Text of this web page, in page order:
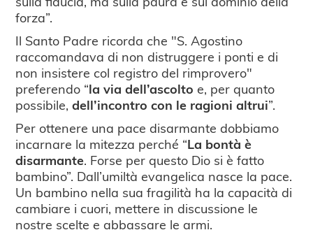
forza”.
Il Santo Padre ricorda che "S. Agostino
raccomandava di non distruggere i ponti e di
non insistere col registro del rimprovero"
preferendo “la via dell’ascolto e, per quanto
possibile,dell’incontro con le ragioni altrui”.
Per ottenere una pace disarmante dobbiamo
incarnare la mitezza perché “La bontà è
disarmante. Forse per questo Dio si è fatto
bambino”. Dall’umiltà evangelica nasce la pace.
Un bambino nella sua fragilità ha la capacità di
cambiare i cuori, mettere in discussione le
nostre scelte e abbassare le armi.